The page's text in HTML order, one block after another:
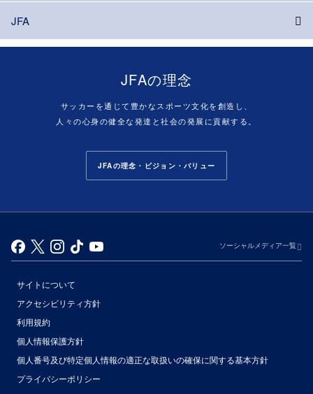
JFA
JFAの理念
サッカーを通じて豊かなスポーツ文化を創造し、
人々の心身の健全な発達と社会の発展に貢献する。
JFAの理念・ビジョン・バリュー
ソーシャルメディア一覧
サイトについて
アクセシビリティ方針
利用規約
個人情報保護方針
個人番号及び特定個人情報の適正な取扱いの確保に関する基本方針
プライバシーポリシー